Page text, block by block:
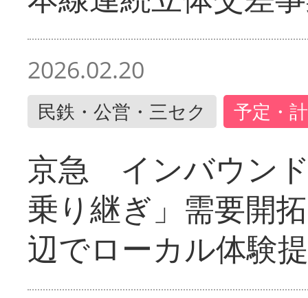
2026.02.20
民鉄・公営・三セク 予定・
京急 インバウン
乗り継ぎ」需要開
辺でローカル体験